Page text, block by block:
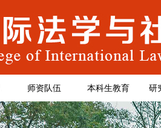
师资队伍 本科生教育 研